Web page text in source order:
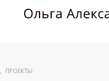
, ПРОЕКТЫ